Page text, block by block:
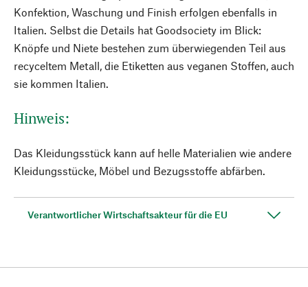
Konfektion, Waschung und Finish erfolgen ebenfalls in
Italien. Selbst die Details hat Goodsociety im Blick:
Knöpfe und Niete bestehen zum überwiegenden Teil aus
recyceltem Metall, die Etiketten aus veganen Stoffen, auch
sie kommen Italien.
Hinweis:
Das Kleidungsstück kann auf helle Materialien wie andere
Kleidungsstücke, Möbel und Bezugsstoffe abfärben.
Verantwortlicher Wirtschaftsakteur für die EU